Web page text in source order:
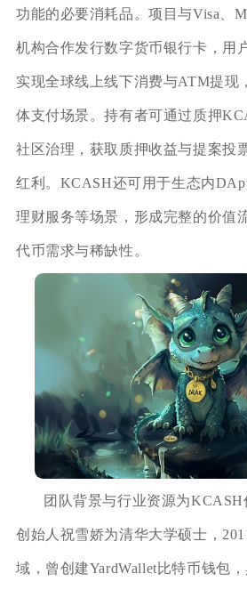
功能的必要消耗品。项目与Visa、
机构合作发行数字货币银行卡，用
实现全球线上线下消费与ATM提现
体支付场景。持有者可通过质押
社区治理，获取质押收益与提案投
红利。KCASH还可用于生态内
理财服务等场景，形成完整的价值
代币需求与稀缺性。
团队背景与行业资源为KCASH
创始人祝雪娇为清华大学硕士，
域，曾创建YardWallet比特币钱包